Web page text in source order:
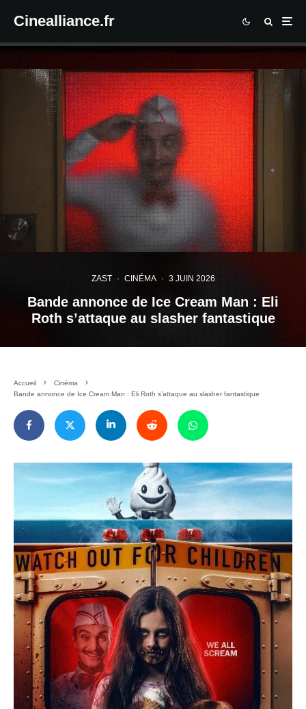
Cinealliance.fr
ZAST · CINÉMA · 3 JUIN 2026
Bande annonce de Ice Cream Man : Eli
Roth s’attaque au slasher fantastique
Accueil
Cinéma
Bande annonce de Ice Cream Man : Eli Roth s’attaque au slasher fantastique